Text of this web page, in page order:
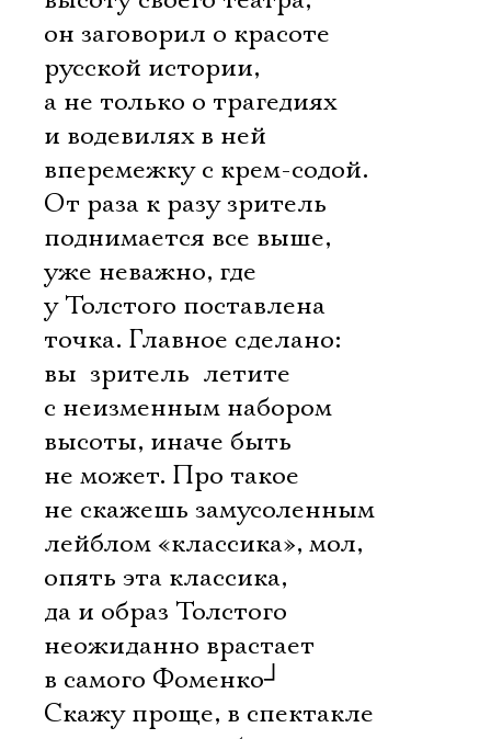
он заговорил о красоте
русской истории,
а не только о трагедиях
и водевилях в ней
вперемежку с крем-содой.
От раза к разу зритель
поднимается все выше,
уже неважно, где
у Толстого поставлена
точка. Главное сделано:
вы  зритель  летите
с неизменным набором
высоты, иначе быть
не может. Про такое
не скажешь замусоленным
лейблом «классика», мол,
опять эта классика,
да и образ Толстого
неожиданно врастает
в самого Фоменко┘
Скажу проще, в спектакле